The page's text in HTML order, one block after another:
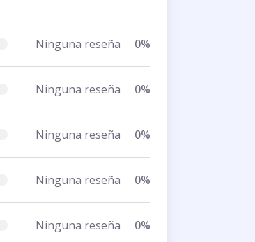
Ninguna reseña 0%
Ninguna reseña 0%
Ninguna reseña 0%
Ninguna reseña 0%
Ninguna reseña 0%